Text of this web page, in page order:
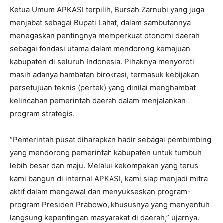
Ketua Umum APKASI terpilih, Bursah Zarnubi yang juga
menjabat sebagai Bupati Lahat, dalam sambutannya
menegaskan pentingnya memperkuat otonomi daerah
sebagai fondasi utama dalam mendorong kemajuan
kabupaten di seluruh Indonesia. Pihaknya menyoroti
masih adanya hambatan birokrasi, termasuk kebijakan
persetujuan teknis (pertek) yang dinilai menghambat
kelincahan pemerintah daerah dalam menjalankan
program strategis.
“Pemerintah pusat diharapkan hadir sebagai pembimbing
yang mendorong pemerintah kabupaten untuk tumbuh
lebih besar dan maju. Melalui kekompakan yang terus
kami bangun di internal APKASI, kami siap menjadi mitra
aktif dalam mengawal dan menyukseskan program-
program Presiden Prabowo, khususnya yang menyentuh
langsung kepentingan masyarakat di daerah,” ujarnya.